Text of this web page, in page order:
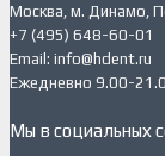
Москва, м. Динамо,
+7 (495) 648-60-01
Email: info@hdent.ru
Ежедневно 9.00-
Мы в социальных